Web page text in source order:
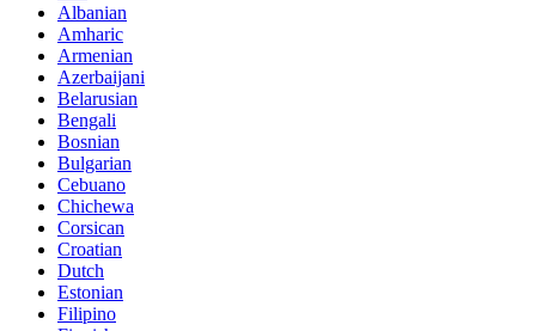
Albanian
Amharic
Armenian
Azerbaijani
Belarusian
Bengali
Bosnian
Bulgarian
Cebuano
Chichewa
Corsican
Croatian
Dutch
Estonian
Filipino